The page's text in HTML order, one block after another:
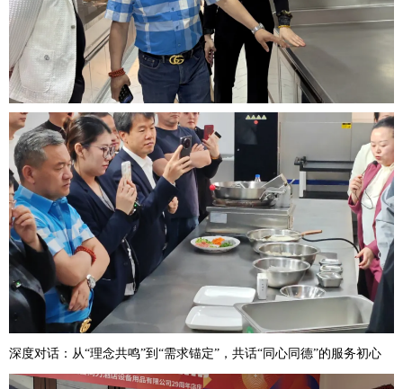
深度对话：从“理念共鸣”到“需求锚定”，共话“同心同德”的服务初心